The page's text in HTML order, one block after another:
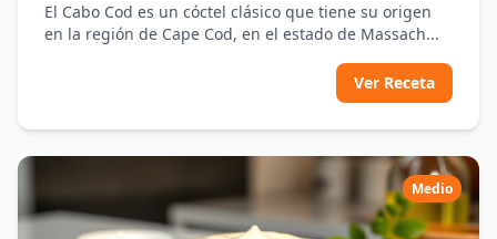
El Cabo Cod es un cóctel clásico que tiene su origen
en la región de Cape Cod, en el estado de Massach...
Ver Receta
Medio